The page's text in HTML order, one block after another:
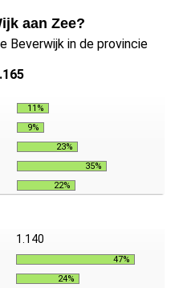
aan Zee?
Beverwijk in de provincie
11%
9%
23%
35%
22%
1.140
47%
24%